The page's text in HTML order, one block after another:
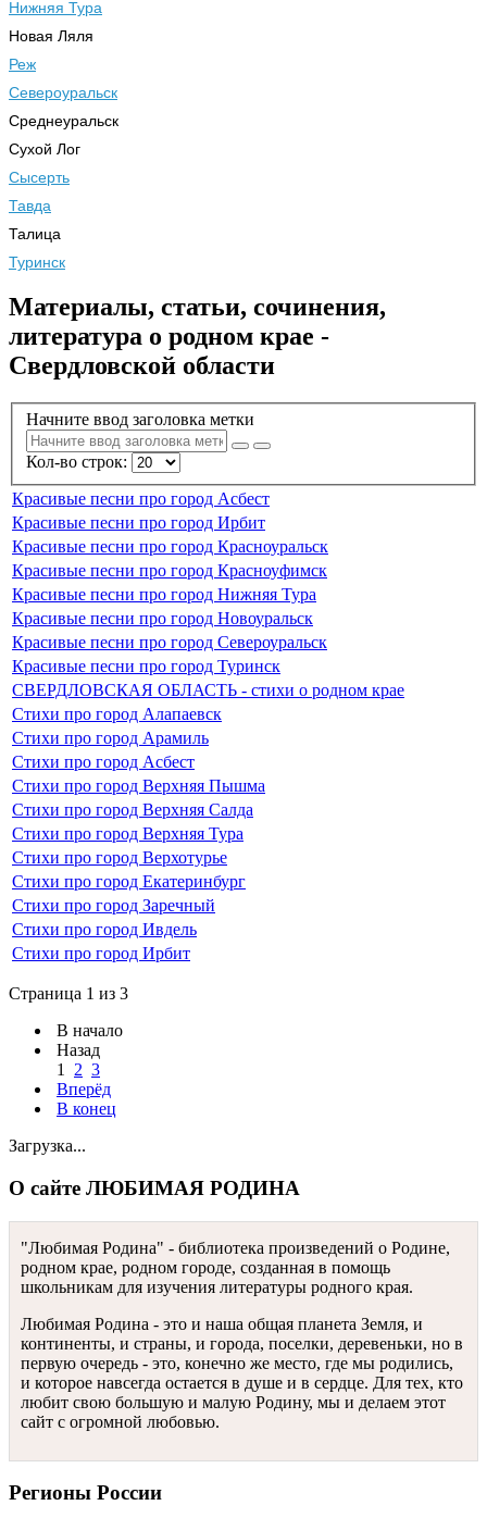
Нижняя Тура
Новая Ляля
Реж
Североуральск
Среднеуральск
Сухой Лог
Сысерть
Тавда
Талица
Туринск
Материалы, статьи, сочинения,
литература о родном крае -
Свердловской области
Начните ввод заголовка метки
Кол-во строк:
Красивые песни про город Асбест
Красивые песни про город Ирбит
Красивые песни про город Красноуральск
Красивые песни про город Красноуфимск
Красивые песни про город Нижняя Тура
Красивые песни про город Новоуральск
Красивые песни про город Североуральск
Красивые песни про город Туринск
СВЕРДЛОВСКАЯ ОБЛАСТЬ - стихи о родном крае
Стихи про город Алапаевск
Стихи про город Арамиль
Стихи про город Асбест
Стихи про город Верхняя Пышма
Стихи про город Верхняя Салда
Стихи про город Верхняя Тура
Стихи про город Верхотурье
Стихи про город Екатеринбург
Стихи про город Заречный
Стихи про город Ивдель
Стихи про город Ирбит
Страница 1 из 3
В начало
Назад
1
2 3
Вперёд
В конец
Загрузка...
О сайте ЛЮБИМАЯ РОДИНА
"Любимая Родина" - библиотека произведений о Родине,
родном крае, родном городе, созданная в помощь
школьникам для изучения литературы родного края.
Любимая Родина - это и наша общая планета Земля, и
континенты, и страны, и города, поселки, деревеньки, но в
первую очередь - это, конечно же место, где мы родились,
и которое навсегда остается в душе и в сердце. Для тех, кто
любит свою большую и малую Родину, мы и делаем этот
сайт с огромной любовью.
Регионы России